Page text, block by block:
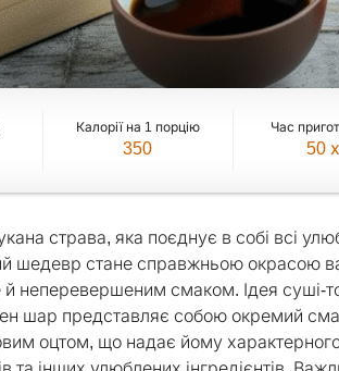
Калорії на 1 порцію
350
Час
50
страва, яка поєднує в собі всі
шедевр стане справжньою окрасою
й неперевершеним смаком. Ідея суші-
шар представляє собою окремий
оцтом, що надає йому